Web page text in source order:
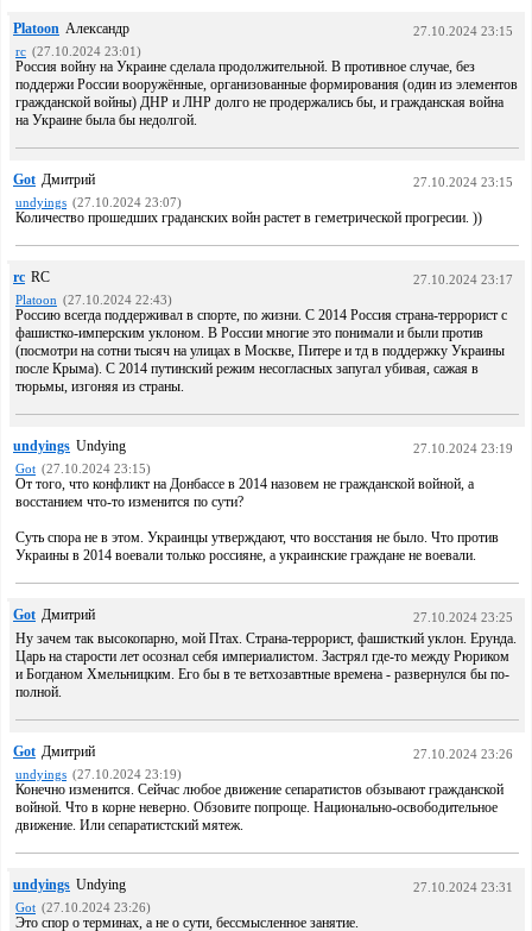
Platoon Александр
27.10.2024 23:15
rc (27.10.2024 23:01)
Россия войну на Украине сделала продолжительной. В противное случае, без
поддержи России вооружённые, организованные формирования (один из элементов
гражданской войны) ДНР и ЛНР долго не продержались бы, и гражданская война
на Украине была бы недолгой.
Got Дмитрий
27.10.2024 23:15
undyings (27.10.2024 23:07)
Количество прошедших граданских войн растет в геметрической прогресии. ))
rc RC
27.10.2024 23:17
Platoon (27.10.2024 22:43)
Россию всегда поддерживал в спорте, по жизни. С 2014 Россия страна-террорист с
фашистко-имперским уклоном. В России многие это понимали и были против
(посмотри на сотни тысяч на улицах в Москве, Питере и тд в поддержку Украины
после Крыма). С 2014 путинский режим несогласных запугал убивая, сажая в
тюрьмы, изгоняя из страны.
undyings Undying
27.10.2024 23:19
Got (27.10.2024 23:15)
От того, что конфликт на Донбассе в 2014 назовем не гражданской войной, а
восстанием что-то изменится по сути?
Суть спора не в этом. Украинцы утверждают, что восстания не было. Что против
Украины в 2014 воевали только россияне, а украинские граждане не воевали.
Got Дмитрий 27.10.2024 23:25
Ну зачем так высокопарно, мой Птах. Страна-террорист, фашисткий уклон. Ерунда.
Царь на старости лет осознал себя империалистом. Застрял где-то между Рюриком
и Богданом Хмельницким. Его бы в те ветхозавтные времена - развернулся бы по-
полной.
Got Дмитрий
27.10.2024 23:26
undyings (27.10.2024 23:19)
Конечно изменится. Сейчас любое движение сепаратистов обзывают гражданской
войной. Что в корне неверно. Обзовите попроще. Национально-освободительное
движение. Или сепаратистский мятеж.
undyings Undying
27.10.2024 23:31
Got (27.10.2024 23:26)
Это спор о терминах, а не о сути, бессмысленное занятие.